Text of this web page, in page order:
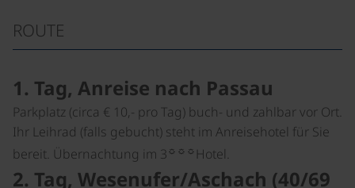
ROUTE
1. Tag, Anreise nach Passau
Parkplatz (circa € 10,- pro Tag) buch- und zahlbar vor Ort.
Ihr Leihrad (falls gebucht) steht im Anreisehotel für Sie
bereit. Übernachtung im 3☼☼☼ Hotel.
2. Tag, Wesenufer/Aschach (40/69